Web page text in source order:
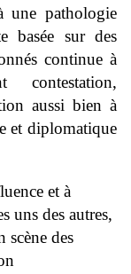
une pathologie
basée sur des
continue à
aussi bien à
et diplomatique
et à
uns des autres,
scène des